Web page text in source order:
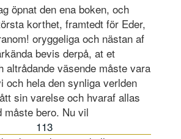
öpnat den ena boken, och
korthet, framtedt för Eder,
oryggeliga och nästan af
bevis derpå, at et
altrådande väsende måste vara
och hela den synliga verlden
sin varelse och hvaraf allas
måste bero. Nu vil
113